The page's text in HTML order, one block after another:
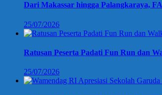
Dari Makassar hingga Palangkaraya,
25/07/2026
Ratusan Peserta Padati Fun Run dan
25/07/2026